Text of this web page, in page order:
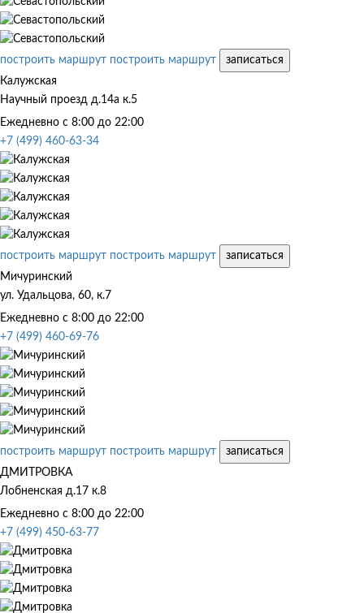
построить маршрут построить маршрут
записаться
Калужская
Научный проезд д.14а к.5
Ежедневно с 8:00 до 22:00
+7 (499) 460-63-34
построить маршрут построить маршрут
записаться
Мичуринский
ул. Удальцова, 60, к.7
Ежедневно с 8:00 до 22:00
+7 (499) 460-69-76
построить маршрут построить маршрут
записаться
ДМИТРОВКА
Лобненская д.17 к.8
Ежедневно с 8:00 до 22:00
+7 (499) 450-63-77